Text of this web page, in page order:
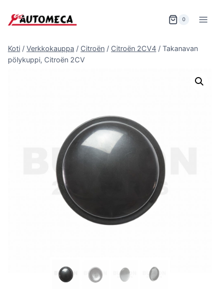
sisältöön
0
Koti / Verkkokauppa / Citroën / Citroën 2CV4 / Takanavan
pölykuppi, Citroën 2CV